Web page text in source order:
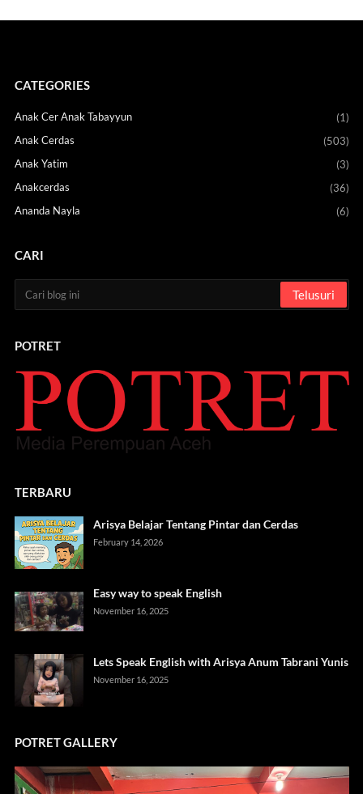
CATEGORIES
Anak Cer Anak Tabayyun
(1)
Anak Cerdas
(503)
Anak Yatim
(3)
Anakcerdas
(36)
Ananda Nayla
(6)
CARI
POTRET
TERBARU
Arisya Belajar Tentang Pintar dan Cerdas
February 14, 2026
Easy way to speak English
November 16, 2025
Lets Speak English with Arisya Anum Tabrani Yunis
November 16, 2025
POTRET GALLERY